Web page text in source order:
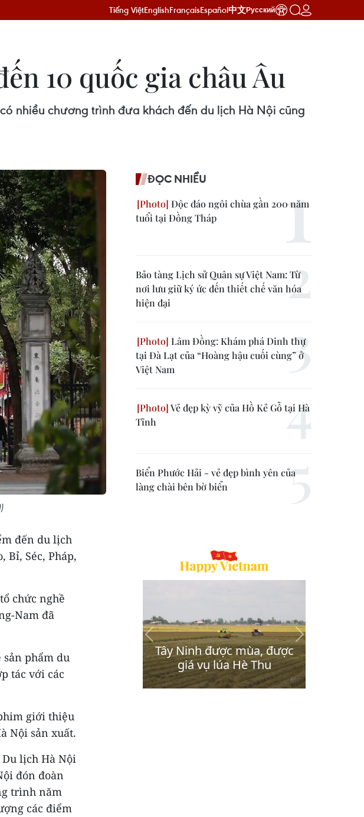
Tiếng ViệtEnglishFrançaisEspañol中文Русский
10 quốc gia châu Âu
nhiều chương trình đưa khách đến du lịch Hà Nội cũng
đến du lịch
Bỉ, Séc, Pháp,
chức nghề
Nam đã
sản phẩm du
tác với các
giới thiệu
Nội sản xuất.
lịch Hà Nội
đón đoàn
trình năm
các điểm
ĐỌC NHIỀU
Độc đáo ngôi chùa gần 200 năm
tuổi tại Đồng Tháp
Bảo tàng Lịch sử Quân sự Việt Nam: Từ
nơi lưu giữ ký ức đến thiết chế văn hóa
hiện đại
Lâm Đồng: Khám phá Dinh thự
tại Đà Lạt của “Hoàng hậu cuối cùng” ở
Việt Nam
Vẻ đẹp kỳ vỹ của Hồ Kẻ Gỗ tại Hà
Tĩnh
Biển Phước Hải - vẻ đẹp bình yên của
làng chài bên bờ biển